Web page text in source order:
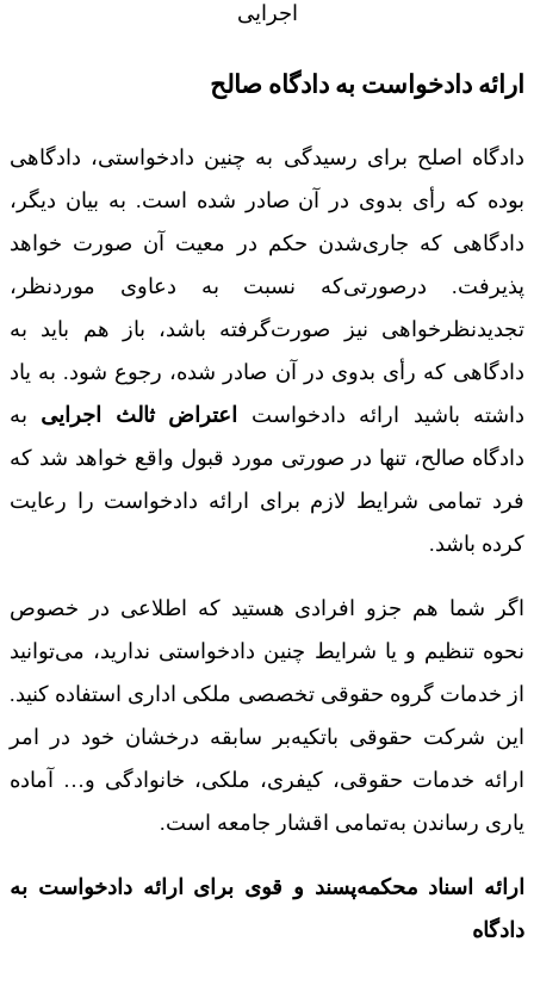
اجرایی
ارائه دادخواست به دادگاه صالح
دادگاه اصلح برای رسیدگی به چنین دادخواستی، دادگاهی
بوده که رأی بدوی در آن صادر شده است. به بیان دیگر،
دادگاهی که جاری‌شدن حکم در معیت آن صورت خواهد
پذیرفت. درصورتی‌که نسبت به دعاوی موردنظر،
تجدیدنظرخواهی نیز صورت‌گرفته باشد، باز هم باید به
دادگاهی که رأی بدوی در آن صادر شده، رجوع شود. به یاد
داشته باشید ارائه دادخواست
اعتراض ثالث اجرایی به
دادگاه صالح، تنها در صورتی مورد قبول واقع خواهد شد که
فرد تمامی شرایط لازم برای ارائه دادخواست را رعایت
کرده باشد.
اگر شما هم جزو افرادی هستید که اطلاعی در خصوص
نحوه تنظیم و یا شرایط چنین دادخواستی ندارید، می‌توانید
از خدمات گروه حقوقی تخصصی ملکی اداری استفاده کنید.
این شرکت حقوقی باتکیه‌بر سابقه درخشان خود در امر
ارائه خدمات حقوقی، کیفری، ملکی، خانوادگی و… آماده
یاری رساندن به‌تمامی اقشار جامعه است.
ارائه اسناد محکمه‌پسند و قوی برای ارائه دادخواست به
دادگاه